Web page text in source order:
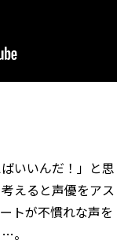
いいんだ！」と思
えると声優をアス
トが不慣れな声を
。